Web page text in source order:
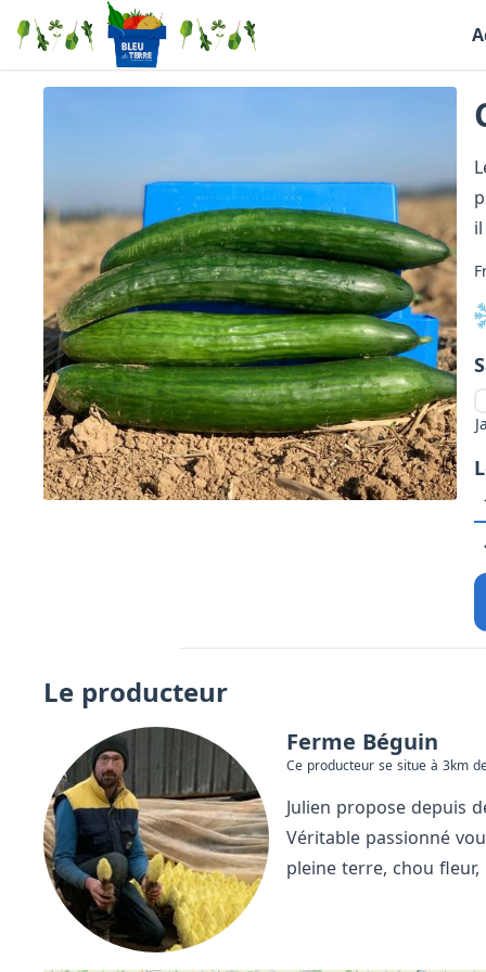
Le producteur
Ferme Béguin
Ce producteur se situe à 3km
Julien propose depuis
Véritable passionné
pleine terre, chou